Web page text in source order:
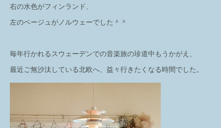
右の水色がフィンランド、
左のベージュがノルウェーでした＾＾
毎年行かれるスウェーデンでの音楽旅の珍道中もうかがえ、
最近ご無沙汰している北欧へ、益々行きたくなる時間でした。